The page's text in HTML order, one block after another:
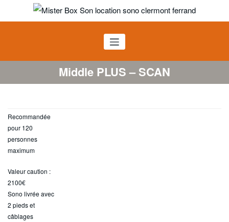
Mister BOX SON
Middle PLUS – SCAN
Recommandée
pour 120
personnes
maximum
Valeur caution :
2100€
Sono livrée avec
2 pieds et
câblages